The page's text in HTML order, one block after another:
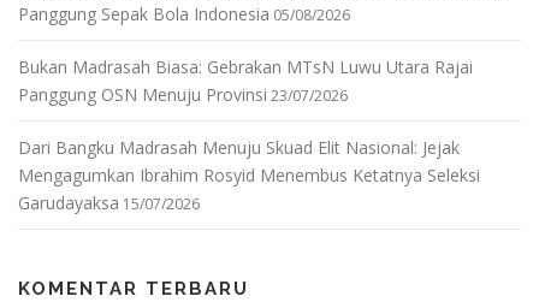
Panggung Sepak Bola Indonesia 05/08/2026
Bukan Madrasah Biasa: Gebrakan MTsN Luwu Utara Rajai
Panggung OSN Menuju Provinsi 23/07/2026
Dari Bangku Madrasah Menuju Skuad Elit Nasional: Jejak
Mengagumkan Ibrahim Rosyid Menembus Ketatnya Seleksi
Garudayaksa 15/07/2026
KOMENTAR TERBARU